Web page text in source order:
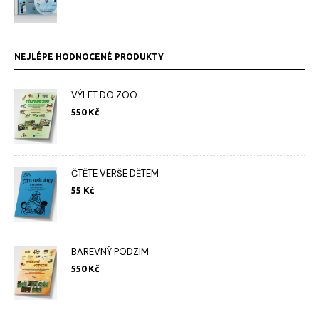
NEJLÉPE HODNOCENÉ PRODUKTY
VÝLET DO ZOO
550 Kč
ČTĚTE VERŠE DĚTEM
55 Kč
BAREVNÝ PODZIM
550 Kč